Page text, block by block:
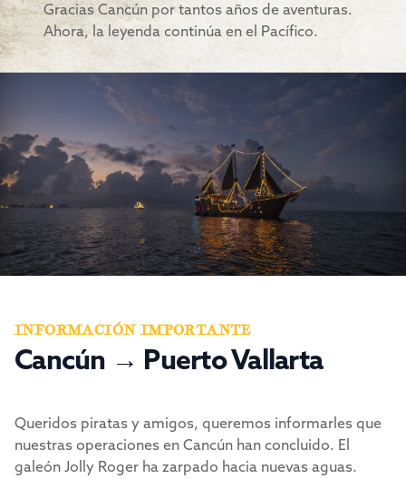
Gracias Cancún por tantos años de aventuras.
Ahora, la leyenda continúa en el Pacífico.
INFORMACIÓN IMPORTANTE
Cancún → Puerto Vallarta
Queridos piratas y amigos, queremos informarles que
nuestras operaciones en Cancún han concluido. El
galeón Jolly Roger ha zarpado hacia nuevas aguas.